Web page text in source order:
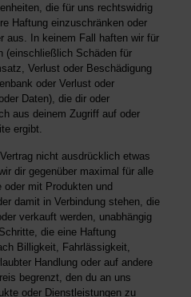
die für uns rechtswidrig
Haftung einzuschränken oder
aus. In keinem Fall haften wir für
(einschließlich Schäden für
Verlust oder Beschädigung
oder Verlust oder
Daten), die dir oder
aus deinem Zugriff auf oder
ergibt.
nicht ausdrücklich etwas
dir gegenüber maximal für alle
mit Produkten und
damit in Verbindung stehen, die
verkauft werden, unabhängig
die eine Haftung
Billigkeit, Fahrlässigkeit,
Handlung oder auf andere
begrenzt, den du an uns
oder Dienstleistungen zu